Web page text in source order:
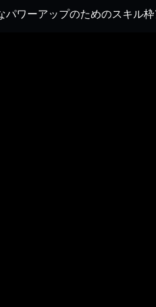
パワーアップのためのスキル